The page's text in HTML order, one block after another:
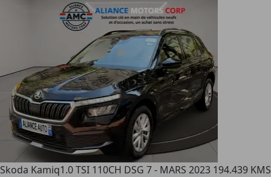
Skoda Kamiq1.0 TSI 110CH DSG 7 - MARS 2023 194.439 KMS